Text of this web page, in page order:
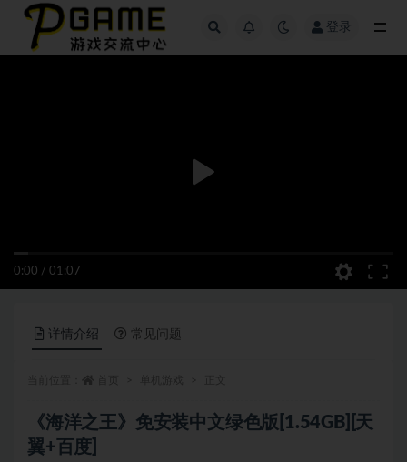
登录
0:00 / 01:07
详情介绍 常见问题
《海洋之王》免安装中文绿色版[1.54GB][天
翼+百度]
全部